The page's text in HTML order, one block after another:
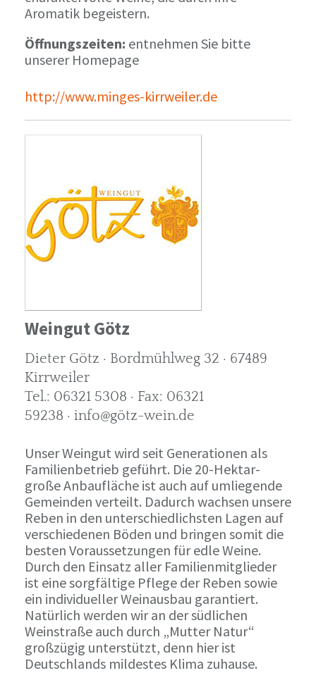
Aromatik begeistern.
Öffnungszeiten: entnehmen Sie bitte
unserer Homepage
http://www.minges-kirrweiler.de
Weingut Götz
Dieter Götz · Bordmühlweg 32 · 67489
Kirrweiler
Tel.: 06321 5308 · Fax: 06321
59238 · info@götz-wein.de
Unser Weingut wird seit Generationen als
Familienbetrieb geführt. Die 20-Hektar-
große Anbaufläche ist auch auf umliegende
Gemeinden verteilt. Dadurch wachsen unsere
Reben in den unterschiedlichsten Lagen auf
verschiedenen Böden und bringen somit die
besten Voraussetzungen für edle Weine.
Durch den Einsatz aller Familienmitglieder
ist eine sorgfältige Pflege der Reben sowie
ein individueller Weinausbau garantiert.
Natürlich werden wir an der südlichen
Weinstraße auch durch „Mutter Natur“
großzügig unterstützt, denn hier ist
Deutschlands mildestes Klima zuhause.